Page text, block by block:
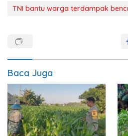
TNI bantu warga terdampak
Baca Juga